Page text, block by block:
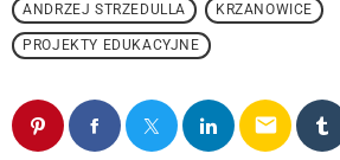
ANDRZEJ STRZEDULLA KRZANOWICE
PROJEKTY EDUKACYJNE
email